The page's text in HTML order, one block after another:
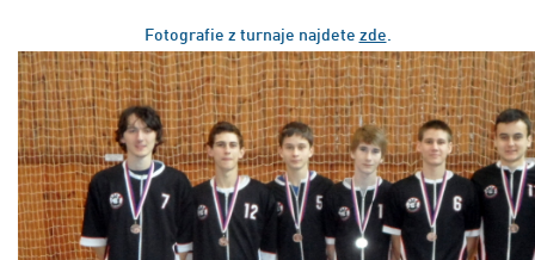
Fotografie z turnaje najdete zde